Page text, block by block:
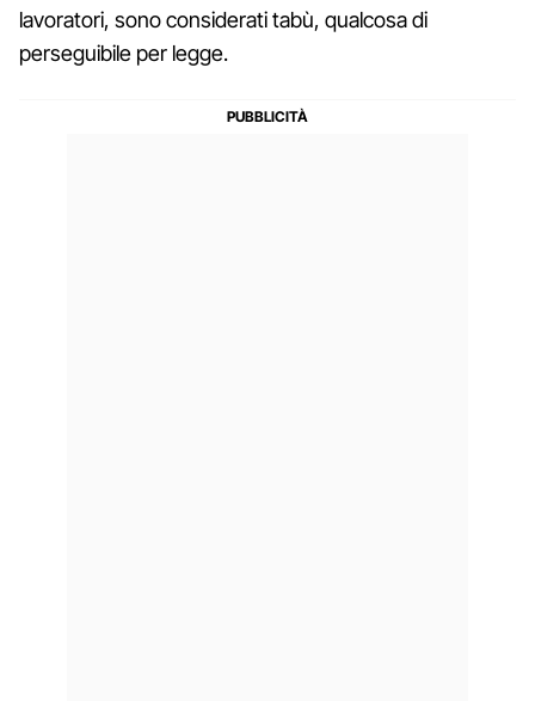
lavoratori, sono considerati tabù, qualcosa di
perseguibile per legge.